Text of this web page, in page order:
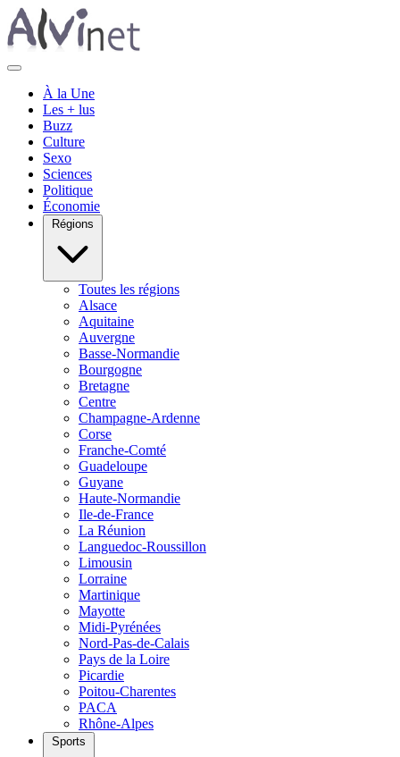
À la Une
Les + lus
Buzz
Culture
Sexo
Sciences
Politique
Économie
Régions
Toutes les régions
Alsace
Aquitaine
Auvergne
Basse-Normandie
Bourgogne
Bretagne
Centre
Champagne-Ardenne
Corse
Franche-Comté
Guadeloupe
Guyane
Haute-Normandie
Ile-de-France
La Réunion
Languedoc-Roussillon
Limousin
Lorraine
Martinique
Mayotte
Midi-Pyrénées
Nord-Pas-de-Calais
Pays de la Loire
Picardie
Poitou-Charentes
PACA
Rhône-Alpes
Sports